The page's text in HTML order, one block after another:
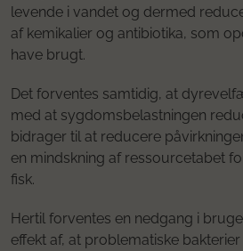
levende i vandet og dermed
af kemikalier og antibiotika, som
have brugt.
Det forventes samtidig, at
med at sygdomsbelastningen
bidrager til at reducere
en mindskning af ressourcetabet
fisk.
Hertil forventes en nedgang i
effekt af, at problematiske